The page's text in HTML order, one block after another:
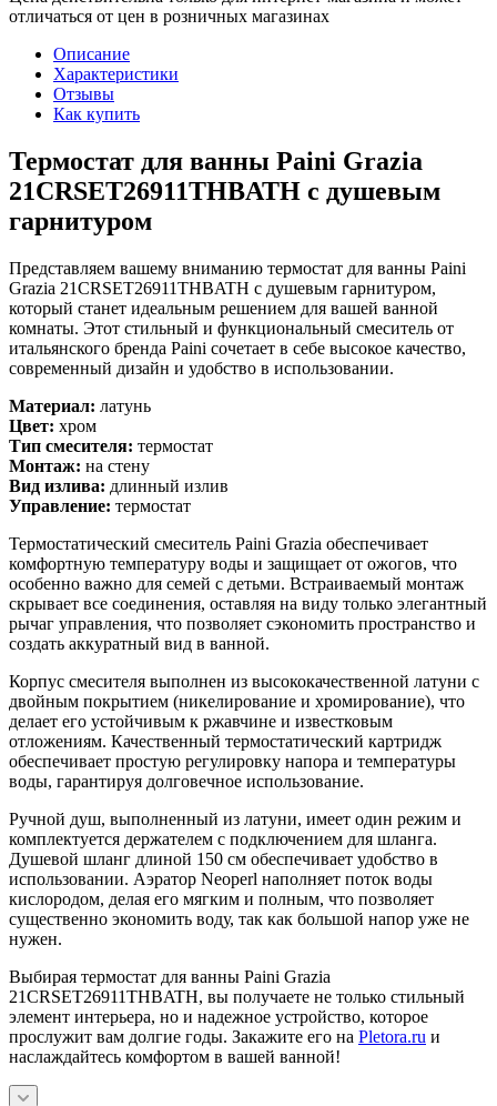
отличаться от цен в розничных магазинах
Описание
Характеристики
Отзывы
Как купить
Термостат для ванны Paini Grazia
21CRSET26911THBATH с душевым
гарнитуром
Представляем вашему вниманию термостат для ванны Paini
Grazia 21CRSET26911THBATH с душевым гарнитуром,
который станет идеальным решением для вашей ванной
комнаты. Этот стильный и функциональный смеситель от
итальянского бренда Paini сочетает в себе высокое качество,
современный дизайн и удобство в использовании.
Материал: латунь
Цвет: хром
Тип смесителя: термостат
Монтаж: на стену
Вид излива: длинный излив
Управление: термостат
Термостатический смеситель Paini Grazia обеспечивает
комфортную температуру воды и защищает от ожогов, что
особенно важно для семей с детьми. Встраиваемый монтаж
скрывает все соединения, оставляя на виду только элегантный
рычаг управления, что позволяет сэкономить пространство и
создать аккуратный вид в ванной.
Корпус смесителя выполнен из высококачественной латуни с
двойным покрытием (никелирование и хромирование), что
делает его устойчивым к ржавчине и известковым
отложениям. Качественный термостатический картридж
обеспечивает простую регулировку напора и температуры
воды, гарантируя долговечное использование.
Ручной душ, выполненный из латуни, имеет один режим и
комплектуется держателем с подключением для шланга.
Душевой шланг длиной 150 см обеспечивает удобство в
использовании. Аэратор Neoperl наполняет поток воды
кислородом, делая его мягким и полным, что позволяет
существенно экономить воду, так как большой напор уже не
нужен.
Выбирая термостат для ванны Paini Grazia
21CRSET26911THBATH, вы получаете не только стильный
элемент интерьера, но и надежное устройство, которое
прослужит вам долгие годы. Закажите его на Pletora.ru и
наслаждайтесь комфортом в вашей ванной!